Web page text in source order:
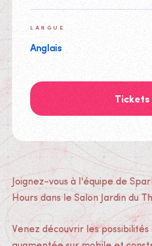
LANGUE
Anglais
Tickets
Joignez-vous à l'équipe de
Hours dans le Salon Jardin du
Venez découvrir les